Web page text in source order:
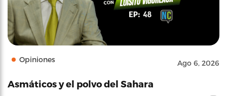
Opiniones Ago 6, 2026
Asmáticos y el polvo del Sahara